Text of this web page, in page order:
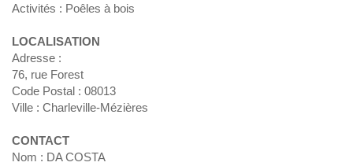
Activités : Poêles à bois
LOCALISATION
Adresse :
76, rue Forest
Code Postal : 08013
Ville : Charleville-Mézières
CONTACT
Nom : DA COSTA